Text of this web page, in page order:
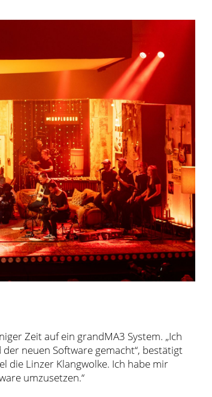
Zeit auf ein grandMA3 System. „Ich
neuen Software gemacht“, bestätigt
die Linzer Klangwolke. Ich habe mir
umzusetzen.“